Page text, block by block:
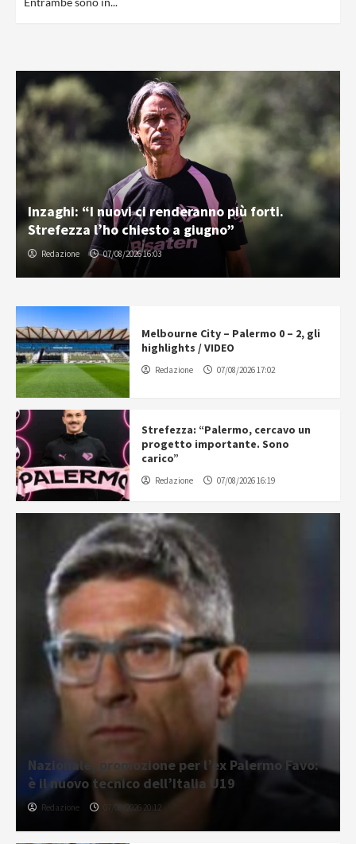
Inzaghi: “I nuovi ci renderanno più forti.
Strefezza l’ho chiesto a giugno”
Redazione 07/08/2026 16:03
Melbourne City – Palermo 0 – 2, gli
highlights / VIDEO
Redazione 07/08/2026 17:02
Strefezza: “Palermo, cercavo un
progetto importante. Sono
carico”
Redazione 07/08/2026 16:19
Nazionale, promozione per l’ex Palermo Favo:
è il nuovo tecnico dell’Italia U19
Redazione 07/08/2026 20:12